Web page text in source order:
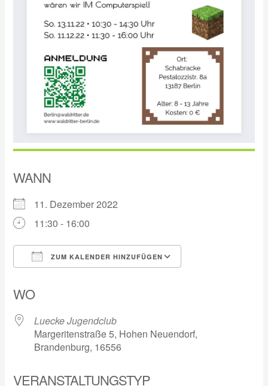
WANN
11. Dezember 2022
11:30 - 16:00
ZUM KALENDER HINZUFÜGEN
WO
Luecke Jugendclub
Margeritenstraße 5, Hohen Neuendorf,
Brandenburg, 16556
VERANSTALTUNGSTYP